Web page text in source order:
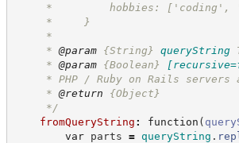
*         hobbies:
*     }
*
* @param {String} queryString
* @param {Boolean}
* PHP / Ruby on Rails servers
* @return
{Object}
*/
fromQueryString : function (
var parts = queryString .